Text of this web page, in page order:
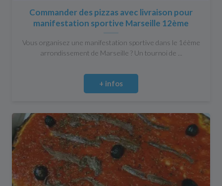
Commander des pizzas avec livraison pour
manifestation sportive Marseille 12ème
Vous organisez une manifestation sportive dans le 1éème
arrondissement de Marseille ? Un tournoi de ...
+ infos